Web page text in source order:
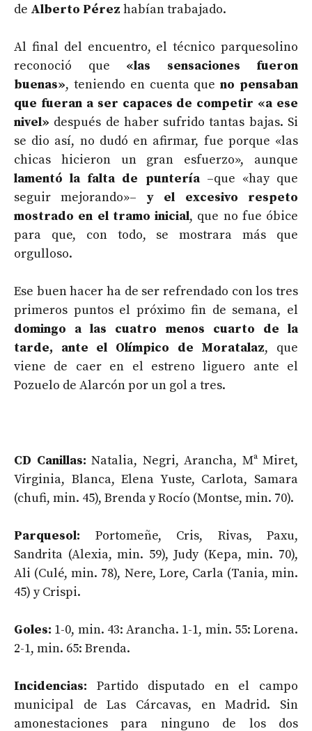
de Alberto Pérez habían trabajado.
Al final del encuentro, el técnico parquesolino
reconoció que «las sensaciones fueron
buenas», teniendo en cuenta queno pensaban
que fueran a ser capaces de competir «a ese
nivel» después de haber sufrido tantas bajas. Si
se dio así, no dudó en afirmar, fue porque «las
chicas hicieron un gran esfuerzo», aunque
lamentó la falta de puntería–que «hay que
seguir mejorando»– y el excesivo respeto
mostrado en el tramo inicial, que no fue óbice
para que, con todo, se mostrara más que
orgulloso.
Ese buen hacer ha de ser refrendado con los tres
primeros puntos el próximo fin de semana, el
domingo a las cuatro menos cuarto de la
tarde, ante el Olímpico de Moratalaz, que
viene de caer en el estreno liguero ante el
Pozuelo de Alarcón por un gol a tres.
CD Canillas: Natalia, Negri, Arancha, Mª Miret,
Virginia, Blanca, Elena Yuste, Carlota, Samara
(chufi, min. 45), Brenda y Rocío (Montse, min. 70).
Parquesol: Portomeñe, Cris, Rivas, Paxu,
Sandrita (Alexia, min. 59), Judy (Kepa, min. 70),
Ali (Culé, min. 78), Nere, Lore, Carla (Tania, min.
45) y Crispi.
Goles: 1-0, min. 43: Arancha. 1-1, min. 55: Lorena.
2-1, min. 65: Brenda.
Incidencias: Partido disputado en el campo
municipal de Las Cárcavas, en Madrid. Sin
amonestaciones para ninguno de los dos